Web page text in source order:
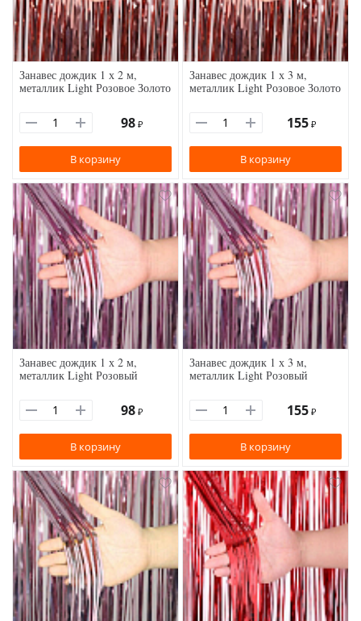
Занавес дождик 1 х 2 м,
металлик Light Розовое Золото
98 ₽
В корзину
Занавес дождик 1 х 3 м,
металлик Light Розовое Золото
155 ₽
В корзину
Занавес дождик 1 х 2 м,
металлик Light Розовый
98 ₽
В корзину
Занавес дождик 1 х 3 м,
металлик Light Розовый
155 ₽
В корзину